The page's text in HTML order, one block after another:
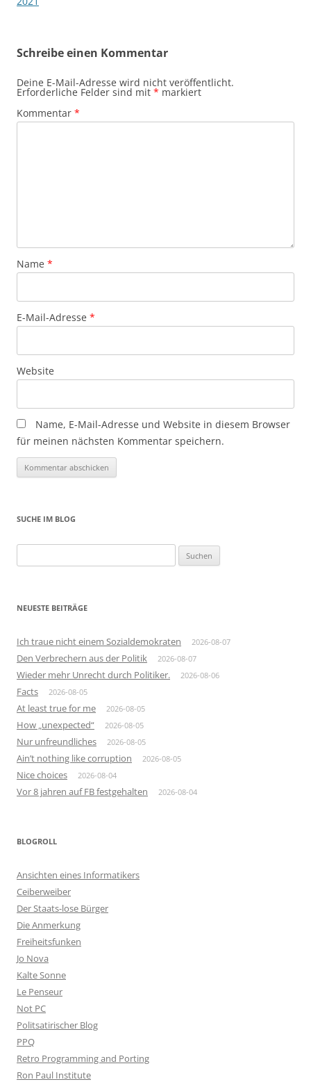
Schreibe einen Kommentar
Deine E-Mail-Adresse wird nicht veröffentlicht.
Erforderliche Felder sind mit * markiert
Kommentar *
Name *
E-Mail-Adresse *
Website
Name, E-Mail-Adresse und Website in diesem Browser
für meinen nächsten Kommentar speichern.
SUCHE IM BLOG
nach:
NEUESTE BEITRÄGE
Ich traue nicht einem Sozialdemokraten 2026-08-07
Den Verbrechern aus der Politik 2026-08-07
Wieder mehr Unrecht durch Politiker. 2026-08-06
Facts 2026-08-05
At least true for me 2026-08-05
How „unexpected“ 2026-08-05
Nur unfreundliches 2026-08-05
Ain’t nothing like corruption 2026-08-05
Nice choices 2026-08-04
Vor 8 jahren auf FB festgehalten 2026-08-04
BLOGROLL
Ansichten eines Informatikers
Ceiberweiber
Der Staats-lose Bürger
Die Anmerkung
Freiheitsfunken
Jo Nova
Kalte Sonne
Le Penseur
Not PC
Politsatirischer Blog
PPQ
Retro Programming and Porting
Ron Paul Institute